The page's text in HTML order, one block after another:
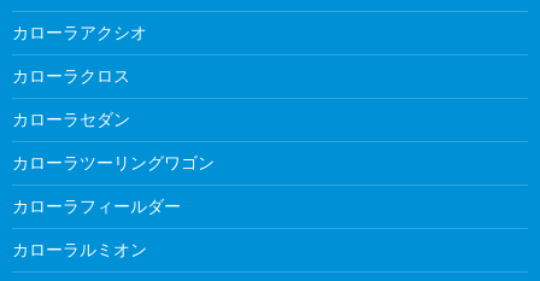
カローラアクシオ
カローラクロス
カローラセダン
カローラツーリングワゴン
カローラフィールダー
カローラルミオン